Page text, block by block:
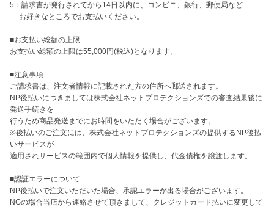
5：請求書が発行されてから14日以内に、コンビニ、銀行、郵便局など
お好きなところでお支払いください。
■お支払い総額の上限
お支払い総額の上限は55,000円(税込)となります。
■注意事項
ご請求書は、注文者情報に記載された方の住所へ郵送されます。
NP後払いにつきましては株式会社ネットプロテクションズでの審査結果後に
発送手続きを
行うため商品発送までにお時間をいただく場合がございます。
※後払いのご注文には、株式会社ネットプロテクションズの提供するNP後払
いサービスが
適用されサービスの範囲内で個人情報を提供し、代金債権を譲渡します。
■認証エラーについて
NP後払いで注文いただいた場合、承認エラーが出る場合がございます。
NGの場合当店から連絡させて頂きまして、クレジットカード払いに変更して